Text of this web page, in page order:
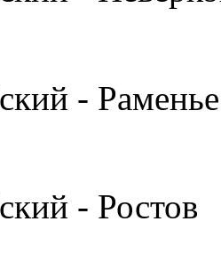
- Раменье
- Ростов